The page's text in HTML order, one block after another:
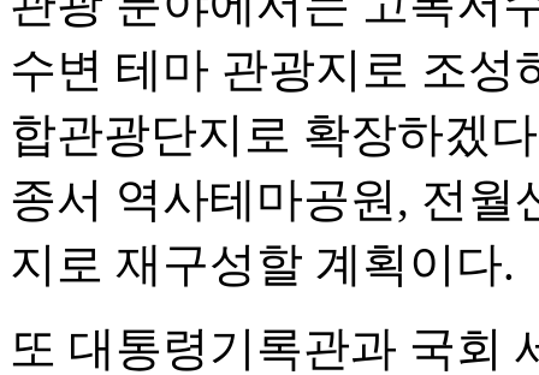
수변 테마 관광지로 조성
합관광단지로 확장하겠
종서 역사테마공원, 전월
지로 재구성할 계획이다.
또 대통령기록관과 국회